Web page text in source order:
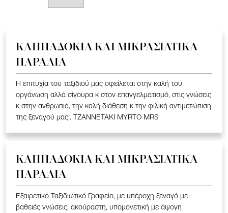
ΚΑΠΠΑΔΟΚΙΑ ΚΑΙ ΜΙΚΡΑΣΙΑΤΙΚΑ
ΠΑΡΑΛΙΑ
Η επιτυχία του ταξιδιού μας οφείλεται στην καλή του
οργάνωση αλλά σίγουρα κ στον επαγγελματισμό, στις γνώσεις
κ στην ανθρωπιά, την καλή διάθεση κ την φιλική αντιμετώπιση
της ξεναγού μας!. TZANNETAKI MYRTO MRS
ΚΑΠΠΑΔΟΚΙΑ ΚΑΙ ΜΙΚΡΑΣΙΑΤΙΚΑ
ΠΑΡΑΛΙΑ
Εξαιρετικό Ταξιδιωτικό Γραφείο, με υπέροχη ξεναγό με
βαθειές γνώσεις, ακούραστη, υπομονετική με άψογη